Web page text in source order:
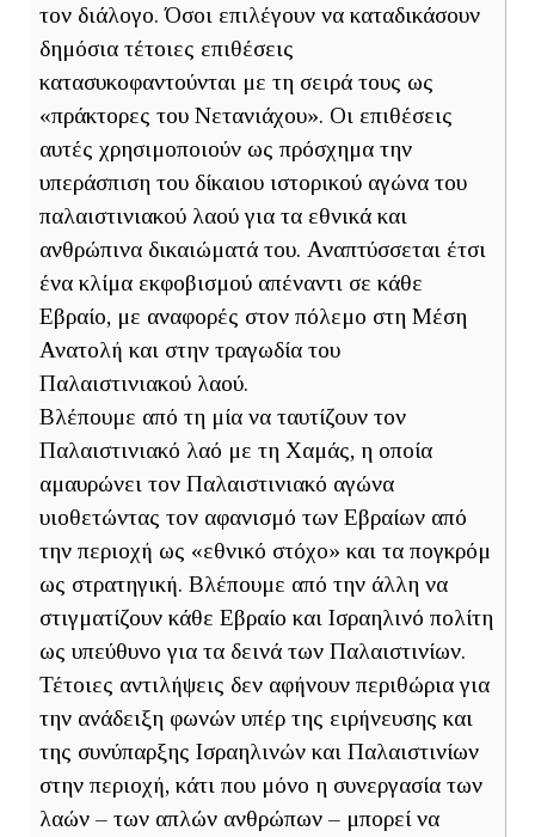
τον διάλογο. Όσοι επιλέγουν να καταδικάσουν
δημόσια τέτοιες επιθέσεις
κατασυκοφαντούνται με τη σειρά τους ως
«πράκτορες του Νετανιάχου». Οι επιθέσεις
αυτές χρησιμοποιούν ως πρόσχημα την
υπεράσπιση του δίκαιου ιστορικού αγώνα του
παλαιστινιακού λαού για τα εθνικά και
ανθρώπινα δικαιώματά του. Αναπτύσσεται έτσι
ένα κλίμα εκφοβισμού απέναντι σε κάθε
Εβραίο, με αναφορές στον πόλεμο στη Μέση
Ανατολή και στην τραγωδία του
Παλαιστινιακού λαού.
Βλέπουμε από τη μία να ταυτίζουν τον
Παλαιστινιακό λαό με τη Χαμάς, η οποία
αμαυρώνει τον Παλαιστινιακό αγώνα
υιοθετώντας τον αφανισμό των Εβραίων από
την περιοχή ως «εθνικό στόχο» και τα πογκρόμ
ως στρατηγική. Βλέπουμε από την άλλη να
στιγματίζουν κάθε Εβραίο και Ισραηλινό πολίτη
ως υπεύθυνο για τα δεινά των Παλαιστινίων.
Τέτοιες αντιλήψεις δεν αφήνουν περιθώρια για
την ανάδειξη φωνών υπέρ της ειρήνευσης και
της συνύπαρξης Ισραηλινών και Παλαιστινίων
στην περιοχή, κάτι που μόνο η συνεργασία των
λαών – των απλών ανθρώπων – μπορεί να